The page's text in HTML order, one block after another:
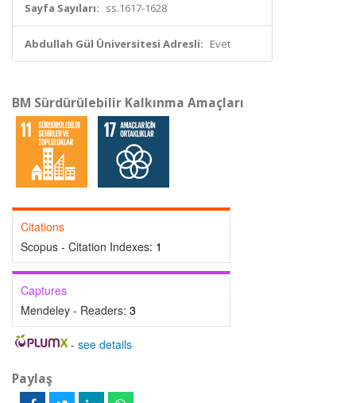
Sayfa Sayıları: ss.1617-1628
Abdullah Gül Üniversitesi Adresli: Evet
BM Sürdürülebilir Kalkınma Amaçları
Citations
Scopus - Citation Indexes: 1
Captures
Mendeley - Readers: 3
- see details
Paylaş